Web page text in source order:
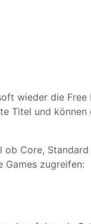
wieder die Free
Titel und können
ob Core,
zugreifen: